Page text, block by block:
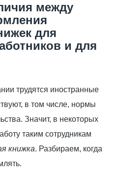
между
для
и для
трудятся иностранные
в том числе, нормы
Значит, в некоторых
таким сотрудникам
книжка. Разбираем, когда